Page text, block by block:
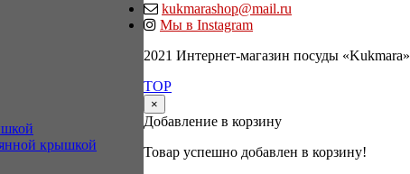
крышкой
kukmarashop@mail.ru
Мы в Instagram
2021 Интернет-магазин посуды «Kukmara»
TOP
×
Добавление в корзину
Товар успешно добавлен в корзину!